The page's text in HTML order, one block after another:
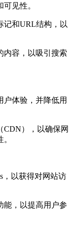
见性。
记和URL结构，以
内容，以吸引搜索
户体验，并降低用
CDN），以确保网
，以获得对网站访
能，以提高用户参